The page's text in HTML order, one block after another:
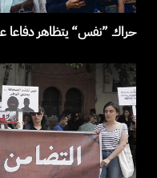
حراك ”نفس“ يتظاهر دفاعا